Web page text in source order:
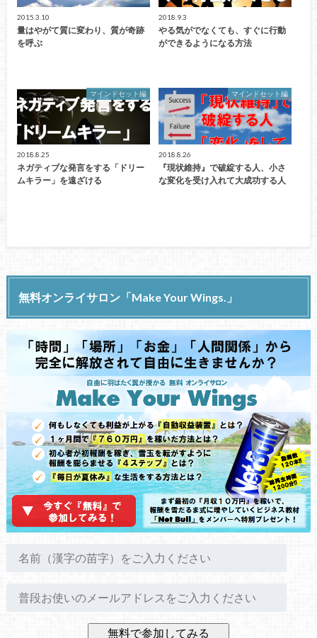
2015.3.10
量はやがて質に変わり、質が奇跡
を呼ぶ
2018.9.3
やる気がでなくても、すぐに行動
ができるようになる方法
マインドセット編
2018.8.25
ネガティブな発言をする「ドリー
ムキラー」を遠ざける
マインドセット編
2018.8.26
『現状維持』で破綻する人、小さ
な変化を受け入れて大成功する人
無料オンライサロン「Make Your Wings.」